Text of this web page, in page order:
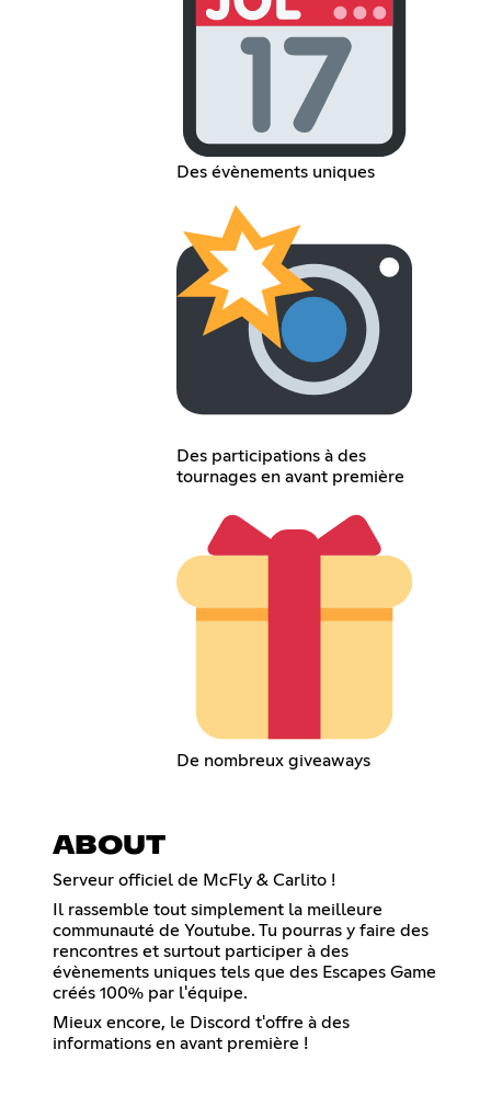
Des évènements uniques
Des participations à des
tournages en avant première
De nombreux giveaways
ABOUT
Serveur officiel de McFly & Carlito !
Il rassemble tout simplement la meilleure
communauté de Youtube. Tu pourras y faire des
rencontres et surtout participer à des
évènements uniques tels que des Escapes Game
créés 100% par l'équipe.
Mieux encore, le Discord t'offre à des
informations en avant première !